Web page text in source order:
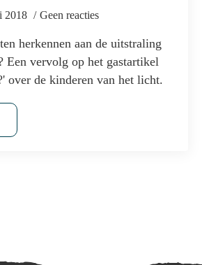
2018 Geen reacties
herkennen aan de uitstraling
Een vervolg op het gastartikel
over de kinderen van het licht.